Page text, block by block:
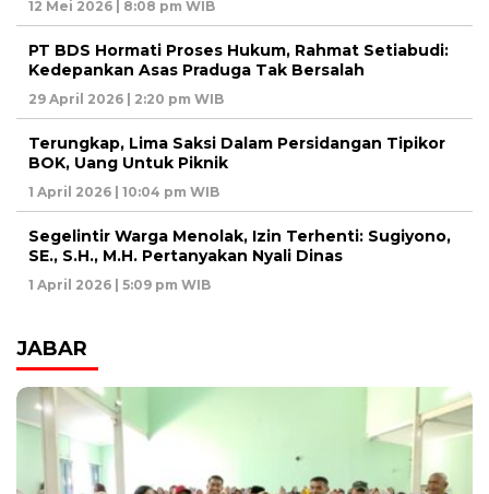
12 Mei 2026 | 8:08 pm WIB
PT BDS Hormati Proses Hukum, Rahmat Setiabudi:
Kedepankan Asas Praduga Tak Bersalah
29 April 2026 | 2:20 pm WIB
Terungkap, Lima Saksi Dalam Persidangan Tipikor
BOK, Uang Untuk Piknik
1 April 2026 | 10:04 pm WIB
Segelintir Warga Menolak, Izin Terhenti: Sugiyono,
SE., S.H., M.H. Pertanyakan Nyali Dinas
1 April 2026 | 5:09 pm WIB
JABAR